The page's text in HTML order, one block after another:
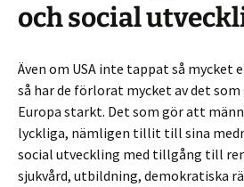
och social
Även om USA inte tappat så mycket
så har de förlorat mycket av det
Europa starkt. Det som gör att
lyckliga, nämligen tillit till sina
social utveckling med tillgång till
sjukvård, utbildning, demokratiska